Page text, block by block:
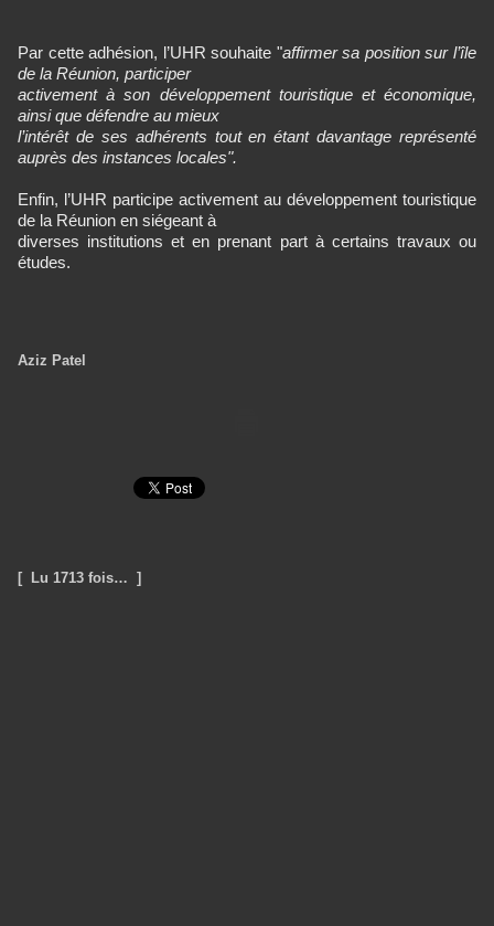
Par cette adhésion, l’UHR souhaite "affirmer sa position sur l’île
de la Réunion, participer
activement à son développement touristique et économique,
ainsi que défendre au mieux
l’intérêt de ses adhérents tout en étant davantage représenté
auprès des instances locales".
Enfin, l’UHR participe activement au développement touristique
de la Réunion en siégeant à
diverses institutions et en prenant part à certains travaux ou
études.
Aziz Patel
[ Lu 1713 fois… ]